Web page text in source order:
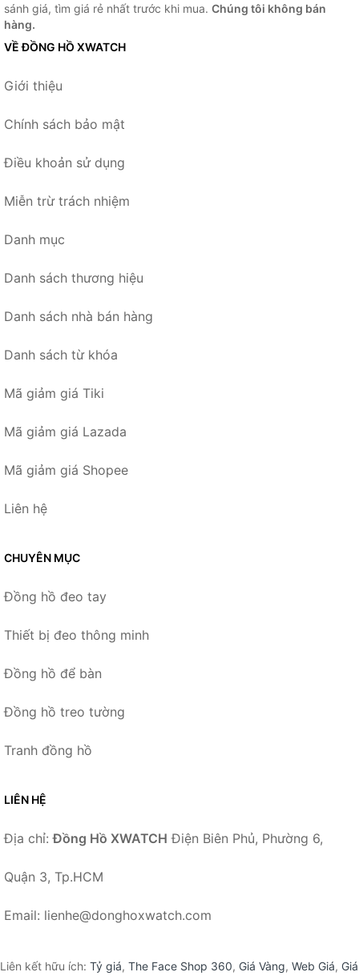
sánh giá, tìm giá rẻ nhất trước khi mua. Chúng tôi không bán
hàng.
VỀ ĐỒNG HỒ XWATCH
Giới thiệu
Chính sách bảo mật
Điều khoản sử dụng
Miễn trừ trách nhiệm
Danh mục
Danh sách thương hiệu
Danh sách nhà bán hàng
Danh sách từ khóa
Mã giảm giá Tiki
Mã giảm giá Lazada
Mã giảm giá Shopee
Liên hệ
CHUYÊN MỤC
Đồng hồ đeo tay
Thiết bị đeo thông minh
Đồng hồ để bàn
Đồng hồ treo tường
Tranh đồng hồ
LIÊN HỆ
Địa chỉ:Đồng Hồ XWATCH Điện Biên Phủ, Phường 6,
Quận 3, Tp.HCM
Email: lienhe@donghoxwatch.com
Liên kết hữu ích: Tỷ giá, The Face Shop 360, Giá Vàng, Web Giá, Giá